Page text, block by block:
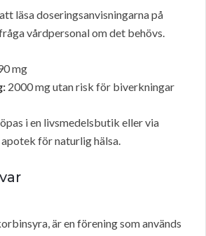
läsa doseringsanvisningarna på
vårdpersonal om det behövs.
mg
2000 mg utan risk för biverkningar
i en livsmedelsbutik eller via
för naturlig hälsa.
är en förening som används